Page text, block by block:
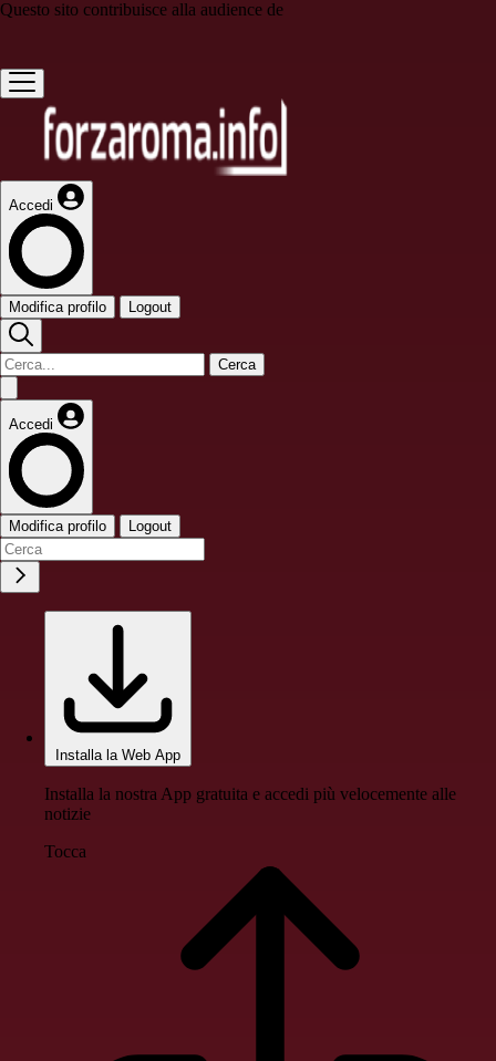
Questo sito contribuisce alla audience de
Accedi
Modifica profilo Logout
Cerca
Accedi
Modifica profilo Logout
Installa la Web App
Installa la nostra App gratuita e accedi più velocemente alle
notizie
Tocca